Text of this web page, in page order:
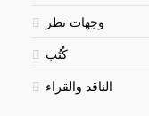
وجهات نظر
كُتُب
الناقد والقراء